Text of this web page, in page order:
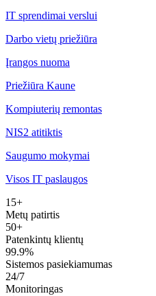
IT sprendimai verslui
Darbo vietų priežiūra
Įrangos nuoma
Priežiūra Kaune
Kompiuterių remontas
NIS2 atitiktis
Saugumo mokymai
Visos IT paslaugos
15+
Metų patirtis
50+
Patenkintų klientų
99.9%
Sistemos pasiekiamumas
24/7
Monitoringas